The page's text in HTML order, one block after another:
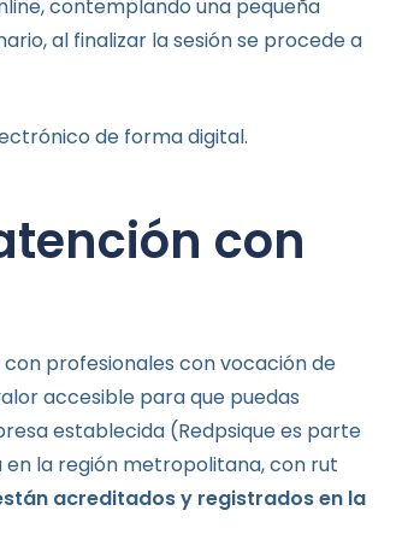
contemplando una pequeña
al finalizar la sesión se procede a
de forma digital.
con
profesionales con vocación de
accesible para que puedas
establecida (Redpsique es parte
en la región metropolitana, con rut
acreditados y registrados en la